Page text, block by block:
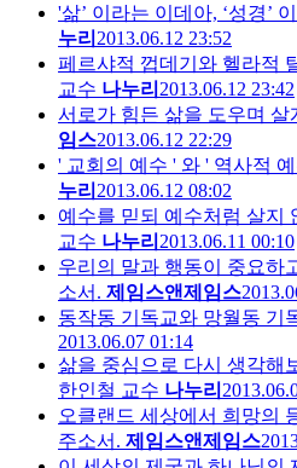
'삶’ 이라는 이데아, ‘성경’
누리 2013.06.12 23:52
페르샤적 껍데기와 헬라적
교수 나누리 2013.06.12 23:42
서로가 힘든 삶을 도우며 살
임스2013.06.12 22:29
' 교회의 예수 ' 와 ' 역사적
누리 2013.06.12 08:02
예수를 믿되 예수처럼 살지
교수 나누리 2013.06.11 00:10
우리의 말과 행동이 중요하
소서. 제임스앤제임스
동작동 기독교와 망월동 기
2013.06.07 01:14
삶을 중심으로 다시 생각해
한인철 교수 나누리
오클랜드 세상에서 희망의
주소서. 제임스앤제임스